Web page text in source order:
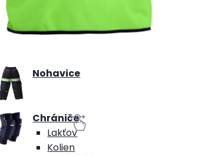
Nohavice
Chrániče
Lakťov
Kolien